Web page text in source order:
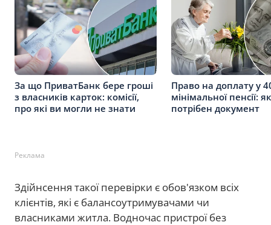
За що ПриватБанк бере гроші
з власників карток: комісії,
про які ви могли не знати
Право на доплату у
мінімальної пенсії:
потрібен документ
Реклама
Здійнсення такої перевірки є обов'язком всіх
клієнтів, які є балансоутримувачами чи
власниками житла. Водночас пристрої без